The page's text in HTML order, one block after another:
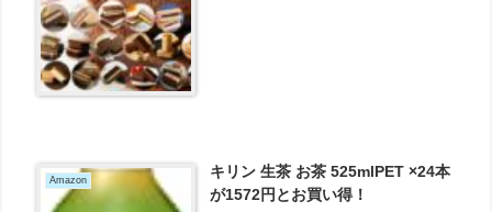
Amazon
キリン 生茶 お茶 525mlPET ×24本
が1572円とお買い得！